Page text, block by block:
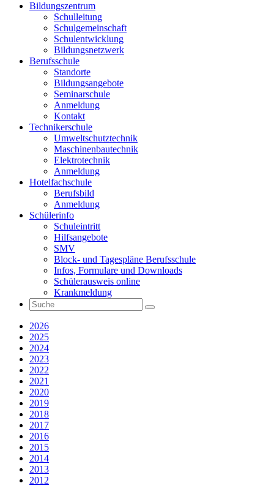
Bildungszentrum
Schulleitung
Schulgemeinschaft
Schulentwicklung
Bildungsnetzwerk
Berufsschule
Standorte
Bildungsangebote
Seminarschule
Anmeldung
Kontakt
Technikerschule
Umweltschutztechnik
Maschinenbautechnik
Elektrotechnik
Anmeldung
Hotelfachschule
Berufsbild
Anmeldung
Schülerinfo
Schuleintritt
Hilfsangebote
SMV
Block- und Tagespläne Berufsschule
Infos, Formulare und Downloads
Schülerausweis online
Krankmeldung
2026
2025
2024
2023
2022
2021
2020
2019
2018
2017
2016
2015
2014
2013
2012